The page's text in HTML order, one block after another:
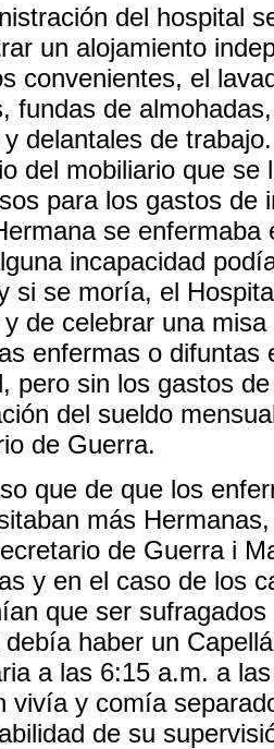
del hospital
un alojamiento
convenientes, el
fundas de
delantales de
del mobiliario que
para los gastos de
se
incapacidad
si se moría, el
de celebrar una
enfermas o
pero sin los gastos
del sueldo
de Guerra.
que de que los
más
de Guerra i
y en el caso de los
que ser
debía haber un
a las 6:15 a.m. a
vivía y comía
de su